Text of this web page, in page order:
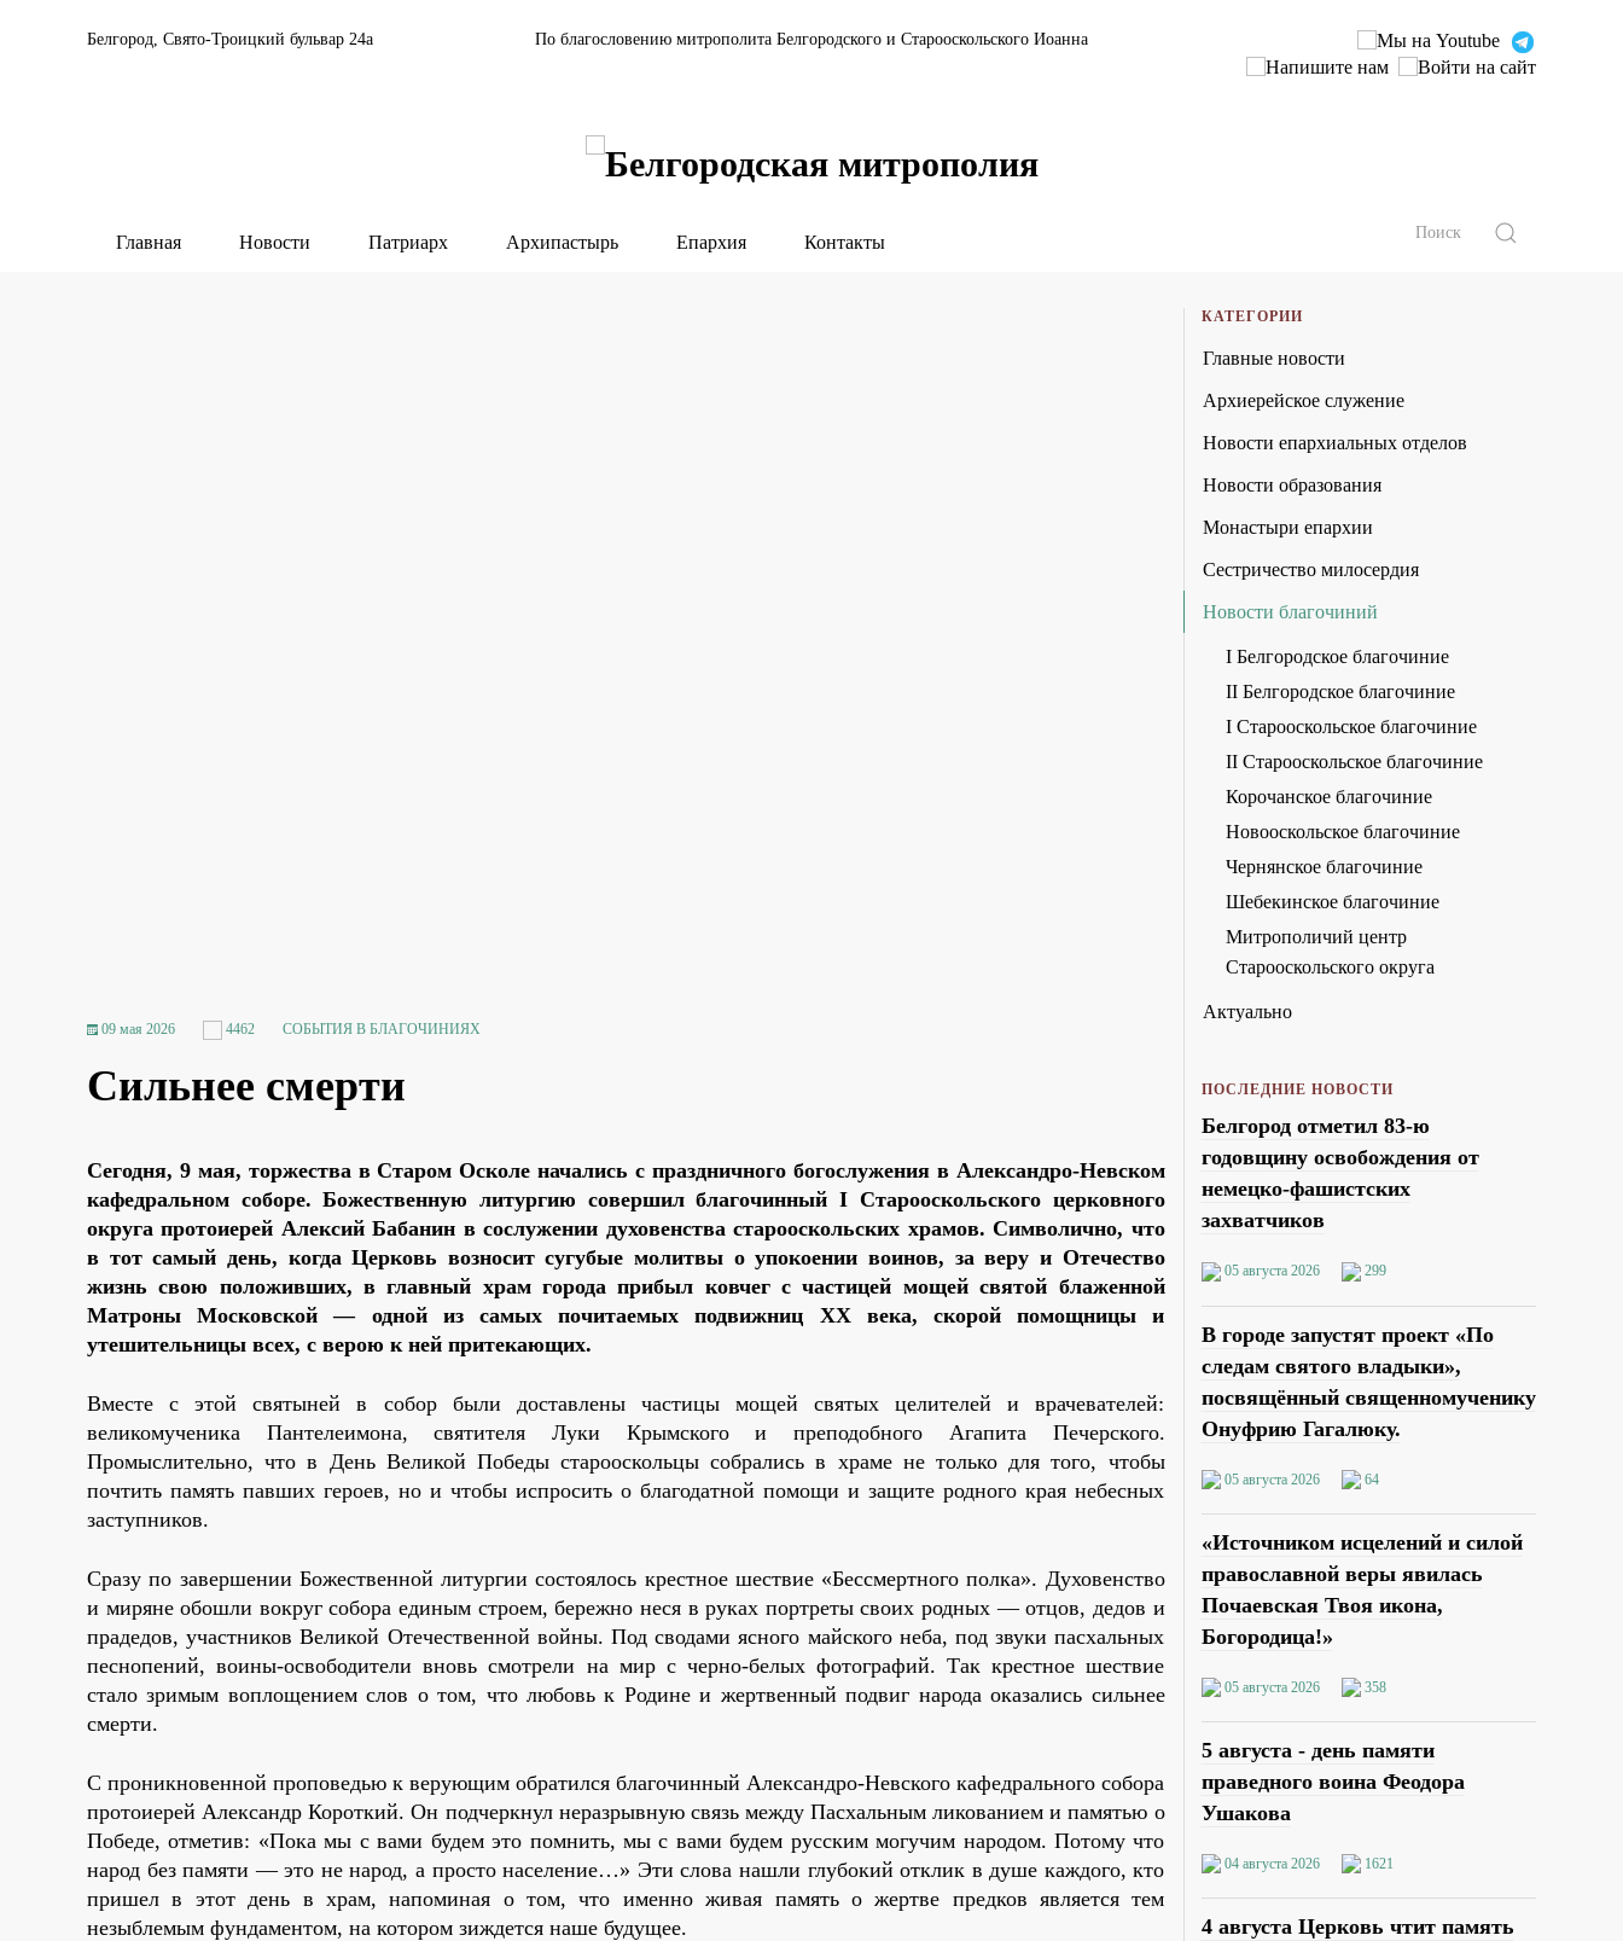
Белгород, Свято-Троицкий бульвар 24а По благословению митрополита Белгородского и Старооскольского Иоанна
Главная Новости Патриарх Архипастырь Епархия Контакты
09 мая 2026 4462 СОБЫТИЯ В БЛАГОЧИНИЯХ
Сильнее смерти
Сегодня, 9 мая, торжества в Старом Осколе начались с праздничного богослужения в Александро-Невском
кафедральном соборе. Божественную литургию совершил благочинный I Старооскольского церковного
округа протоиерей Алексий Бабанин в сослужении духовенства старооскольских храмов. Символично, что
в тот самый день, когда Церковь возносит сугубые молитвы о упокоении воинов, за веру и Отечество
жизнь свою положивших, в главный храм города прибыл ковчег с частицей мощей святой блаженной
Матроны Московской — одной из самых почитаемых подвижниц XX века, скорой помощницы и
утешительницы всех, с верою к ней притекающих.
Вместе с этой святыней в собор были доставлены частицы мощей святых целителей и врачевателей:
великомученика Пантелеимона, святителя Луки Крымского и преподобного Агапита Печерского.
Промыслительно, что в День Великой Победы старооскольцы собрались в храме не только для того, чтобы
почтить память павших героев, но и чтобы испросить о благодатной помощи и защите родного края небесных
заступников.
Сразу по завершении Божественной литургии состоялось крестное шествие «Бессмертного полка». Духовенство
и миряне обошли вокруг собора единым строем, бережно неся в руках портреты своих родных — отцов, дедов и
прадедов, участников Великой Отечественной войны. Под сводами ясного майского неба, под звуки пасхальных
песнопений, воины-освободители вновь смотрели на мир с черно-белых фотографий. Так крестное шествие
стало зримым воплощением слов о том, что любовь к Родине и жертвенный подвиг народа оказались сильнее
смерти.
С проникновенной проповедью к верующим обратился благочинный Александро-Невского кафедрального собора
протоиерей Александр Короткий. Он подчеркнул неразрывную связь между Пасхальным ликованием и памятью о
Победе, отметив: «Пока мы с вами будем это помнить, мы с вами будем русским могучим народом. Потому что
народ без памяти — это не народ, а просто население…» Эти слова нашли глубокий отклик в душе каждого, кто
пришел в этот день в храм, напоминая о том, что именно живая память о жертве предков является тем
незыблемым фундаментом, на котором зиждется наше будущее.
КАТЕГОРИИ
Главные новости
Архиерейское служение
Новости епархиальных отделов
Новости образования
Монастыри епархии
Сестричество милосердия
Новости благочиний
I Белгородское благочиние
II Белгородское благочиние
I Старооскольское благочиние
II Старооскольское благочиние
Корочанское благочиние
Новооскольское благочиние
Чернянское благочиние
Шебекинское благочиние
Митрополичий центр
Старооскольского округа
Актуально
ПОСЛЕДНИЕ НОВОСТИ
Белгород отметил 83-ю
годовщину освобождения от
немецко-фашистских
захватчиков
05 августа 2026 299
В городе запустят проект «По
следам святого владыки»,
посвящённый священномученику
Онуфрию Гагалюку.
05 августа 2026 64
«Источником исцелений и силой
православной веры явилась
Почаевская Твоя икона,
Богородица!»
05 августа 2026 358
5 августа - день памяти
праведного воина Феодора
Ушакова
04 августа 2026 1621
4 августа Церковь чтит память